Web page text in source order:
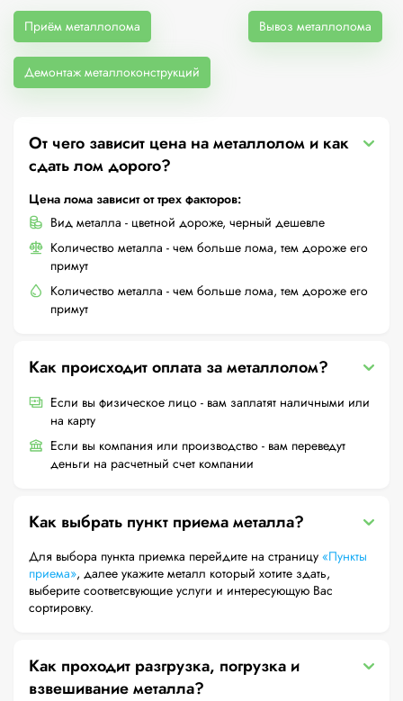
Приём металлолома Вывоз металлолома
Демонтаж металлоконструкций
От чего зависит цена на металлолом и как
сдать лом дорого?
Цена лома зависит от трех факторов:
Вид металла - цветной дороже, черный дешевле
Количество металла - чем больше лома, тем дороже его
примут
Количество металла - чем больше лома, тем дороже его
примут
Как происходит оплата за металлолом?
Если вы физическое лицо - вам заплатят наличными или
на карту
Если вы компания или производство - вам переведут
деньги на расчетный счет компании
Как выбрать пункт приема металла?
Для выбора пункта приемка перейдите на страницу «Пункты
приема», далее укажите металл который хотите здать,
выберите соответсвующие услуги и интересующую Вас
сортировку.
Как проходит разгрузка, погрузка и
взвешивание металла?